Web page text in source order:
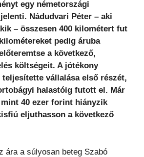
egy németországi
Nádudvari Péter – aki
– összesen 400 kilométert fut
pedig áruba
a következő,
költségeit. A jótékony
vállalása első részét,
halastóig futott el. Már
40 ezer forint hiányzik
eljuthasson a következő
ára a súlyosan beteg Szabó